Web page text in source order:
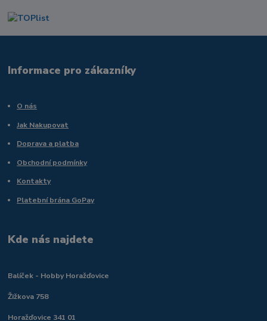
Informace pro zákazníky
O nás
Jak Nakupovat
Doprava a platba
Obchodní podmínky
Kontakty
Platební brána GoPay
Kde nás najdete
Balíček - Hobby Horažďovice
Žižkova 758
Horažďovice 341 01